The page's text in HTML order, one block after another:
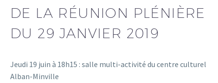
DE LA RÉUNION PLÉNIÈRE
DU 29 JANVIER 2019
Jeudi 19 juin à 18h15 : salle multi-activité du centre culturel
Alban-Minville